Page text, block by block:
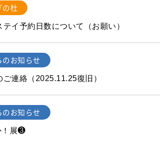
の杜
イ予約日数について（お願い）
お知らせ
連絡（2025.11.25復旧）
お知らせ
！展❸